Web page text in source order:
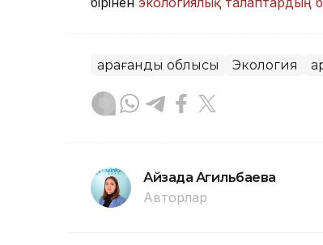
Қарағанды облысы Экология
Айзада Агильбаева
Авторлар